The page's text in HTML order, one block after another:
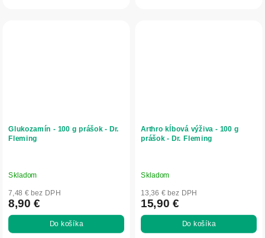
Glukozamín - 100 g prášok - Dr.
Fleming
Skladom
7,48 € bez DPH
8,90 €
Do košíka
Arthro kĺbová výživa - 100 g
prášok - Dr. Fleming
Skladom
13,36 € bez DPH
15,90 €
Do košíka